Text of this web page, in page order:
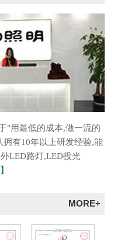
"用最低的成本,做一流的
有10年以上研发经验,能
LED路灯,LED投光
MORE+